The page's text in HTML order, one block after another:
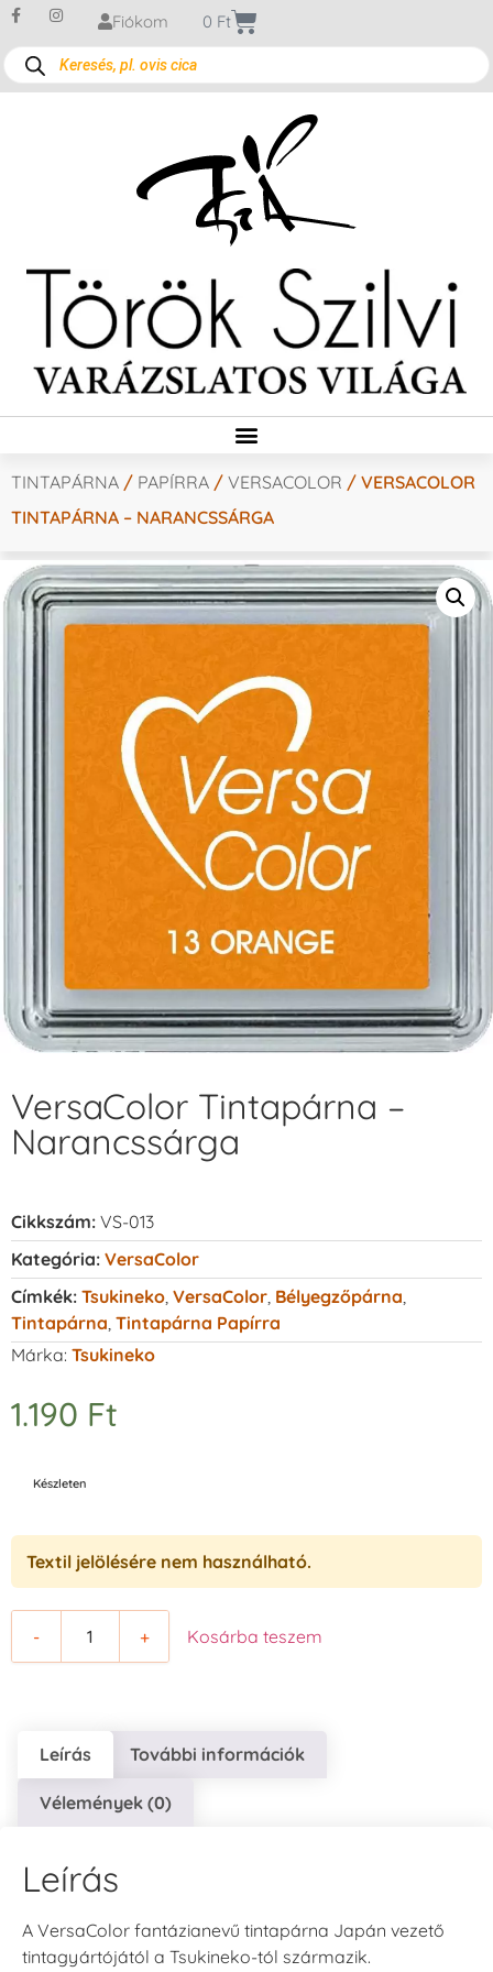
Fiókom 0 Ft
TINTAPÁRNA / PAPÍRRA / VERSACOLOR / VERSACOLOR
TINTAPÁRNA – NARANCSSÁRGA
VersaColor Tintapárna –
Narancssárga
Cikkszám: VS-013
Kategória: VersaColor
Címkék: Tsukineko, VersaColor, Bélyegzőpárna,
Tintapárna, Tintapárna Papírra
Márka: Tsukineko
1.190 Ft
Készleten
Textil jelölésére nem használható.
- + Kosárba teszem
Leírás További információk
Vélemények (0)
Leírás
A VersaColor fantázianevű tintapárna Japán vezető
tintagyártójától a Tsukineko-tól származik.